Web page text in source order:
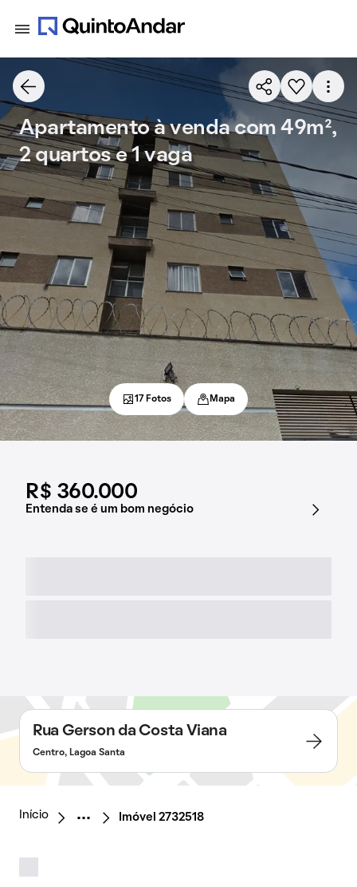
R$ 360.000
Entenda se é um bom negócio
Apartamento à venda com 49m²,
2 quartos e 1 vaga
17 Fotos Mapa
Rua Gerson da Costa Viana
Centro, Lagoa Santa
Início Imóvel 2732518